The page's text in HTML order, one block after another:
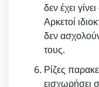
δεν έχει
Αρκετοί
δεν
τους.
Ρίζες
εισχωρήσει